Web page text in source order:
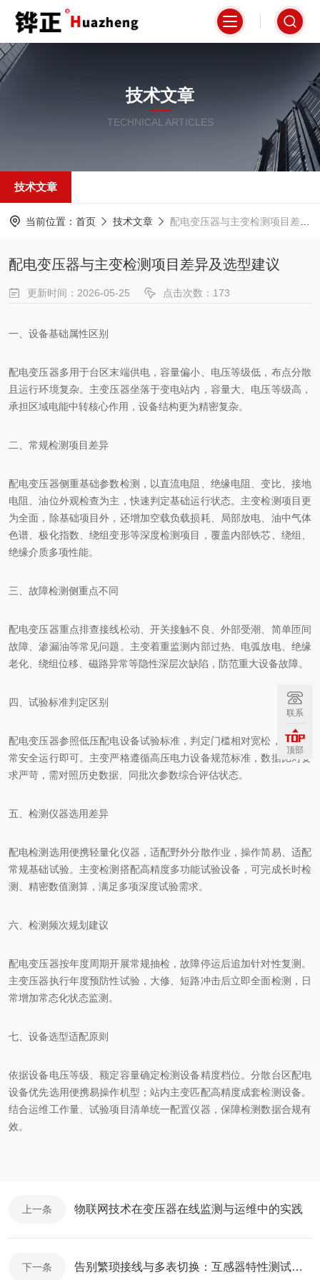
技术文章
TECHNICAL ARTICLES
技术文章
当前位置： 首页 技术文章 配电变压器与主变检测项目差异及选型建议
配电变压器与主变检测项目差异及选型建议
更新时间：2026-05-25 点击次数：173
一、设备基础属性区别
配电变压器多用于台区末端供电，容量偏小、电压等级低，布点分散
且运行环境复杂。主变压器坐落于变电站内，容量大、电压等级高，
承担区域电能中转核心作用，设备结构更为精密复杂。
二、常规检测项目差异
配电变压器侧重基础参数检测，以直流电阻、绝缘电阻、变比、接地
电阻、油位外观检查为主，快速判定基础运行状态。主变检测项目更
为全面，除基础项目外，还增加空载负载损耗、局部放电、油中气体
色谱、极化指数、绕组变形等深度检测项目，覆盖内部铁芯、绕组、
绝缘介质多项性能。
三、故障检测侧重点不同
配电变压器重点排查接线松动、开关接触不良、外部受潮、简单匝间
故障、渗漏油等常见问题。主变着重监测内部过热、电弧放电、绝缘
老化、绕组位移、磁路异常等隐性深层次缺陷，防范重大设备故障。
四、试验标准判定区别
配电变压器参照低压配电设备试验标准，判定门槛相对宽松，满足日
常安全运行即可。主变严格遵循高压电力设备规范标准，数据比对要
求严苛，需对照历史数据、同批次参数综合评估状态。
五、检测仪器选用差异
配电检测选用便携轻量化仪器，适配野外分散作业，操作简易、适配
常规基础试验。主变检测搭配高精度多功能试验设备，可完成长时检
测、精密数值测算，满足多项深度试验需求。
六、检测频次规划建议
配电变压器按年度周期开展常规抽检，故障停运后追加针对性复测。
主变压器执行年度预防性试验，大修、短路冲击后立即全面检测，日
常增加常态化状态监测。
七、设备选型适配原则
依据设备电压等级、额定容量确定检测设备精度档位。分散台区配电
设备优先选用便携易操作机型；站内主变匹配高精度成套检测设备。
结合运维工作量、试验项目清单统一配置仪器，保障检测数据合规有
效。
上一条 物联网技术在变压器在线监测与运维中的实践
下一条 告别繁琐接线与多表切换：互感器特性测试仪的一站式检测逻辑解析
联系
顶部